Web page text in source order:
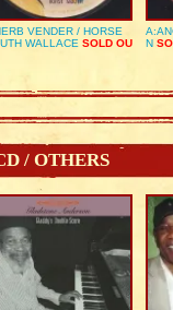
VENDER / HORSE
WALLACE SOLD OU
N
/ OTHERS